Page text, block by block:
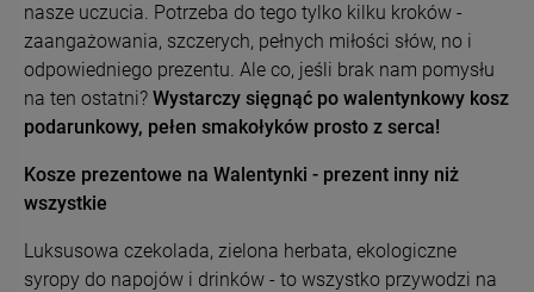
nasze uczucia. Potrzeba do tego tylko kilku kroków -
zaangażowania, szczerych, pełnych miłości słów, no i
odpowiedniego prezentu. Ale co, jeśli brak nam pomysłu
na ten ostatni? Wystarczy sięgnąć po walentynkowy kosz
podarunkowy, pełen smakołyków prosto z serca!
Kosze prezentowe na Walentynki - prezent inny niż
wszystkie
Luksusowa czekolada, zielona herbata, ekologiczne
syropy do napojów i drinków - to wszystko przywodzi na